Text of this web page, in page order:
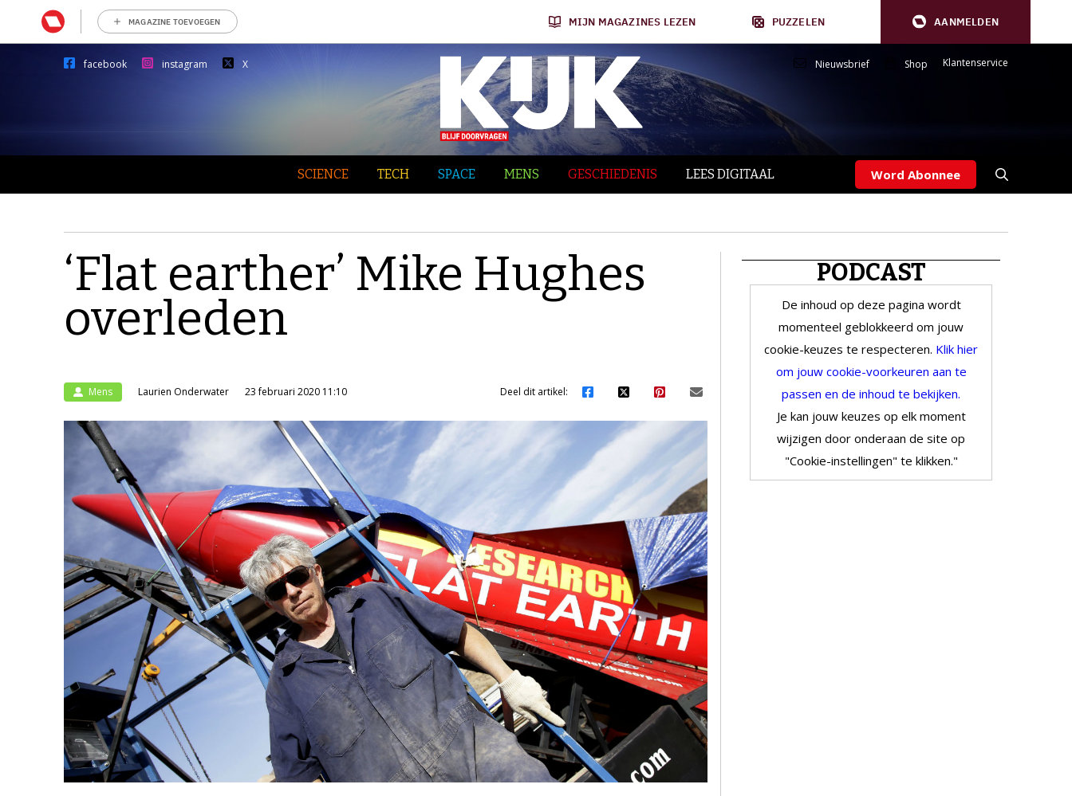
MAGAZINE TOEVOEGEN MIJN MAGAZINES LEZEN PUZZELEN AANMELDEN
facebook instagram X Nieuwsbrief Shop Klantenservice
SCIENCE TECH SPACE MENS GESCHIEDENIS LEES DIGITAAL Word Abonnee
‘Flat earther’ Mike Hughes
overleden
Mens Laurien Onderwater 23 februari 2020 11:10 Deel dit artikel:
PODCAST
De inhoud op deze pagina wordt
momenteel geblokkeerd om jouw
cookie-keuzes te respecteren. Klik hier
om jouw cookie-voorkeuren aan te
passen en de inhoud te bekijken.
Je kan jouw keuzes op elk moment
wijzigen door onderaan de site op
"Cookie-instellingen" te klikken."